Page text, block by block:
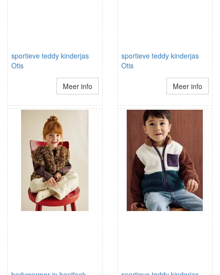
sportieve teddy kinderjas
Otis
Meer info
sportieve teddy kinderjas
Otis
Meer info